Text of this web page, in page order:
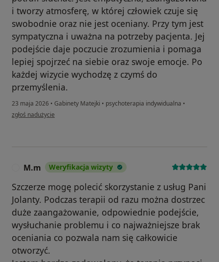
i tworzy atmosferę, w której człowiek czuje się
swobodnie oraz nie jest oceniany. Przy tym jest
sympatyczna i uważna na potrzeby pacjenta. Jej
podejście daje poczucie zrozumienia i pomaga
lepiej spojrzeć na siebie oraz swoje emocje. Po
każdej wizycie wychodzę z czymś do
przemyślenia.
23 maja 2026 • Gabinety Matejki • psychoterapia indywidualna •
w opinii użytkownika Milena
zgłoś nadużycie
M.m Weryfikacja wizyty
Szczerze mogę polecić skorzystanie z usług Pani
Jolanty. Podczas terapii od razu można dostrzec
duże zaangażowanie, odpowiednie podejście,
wysłuchanie problemu i co najważniejsze brak
oceniania co pozwala nam się całkowicie
otworzyć.